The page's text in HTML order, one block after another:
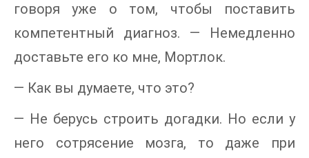
говоря уже о том, чтобы поставить
компетентный диагноз. — Немедленно
доставьте его ко мне, Мортлок.
— Как вы думаете, что это?
— Не берусь строить догадки. Но если у
него сотрясение мозга, то даже при